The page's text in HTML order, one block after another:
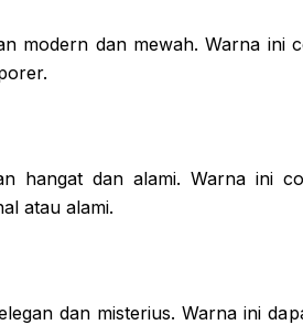
modern dan mewah. Warna ini
hangat dan alami. Warna ini
atau alami.
dan misterius. Warna ini